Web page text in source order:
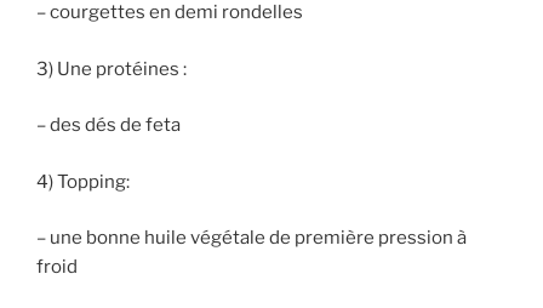
– courgettes en demi rondelles
3) Une protéines :
– des dés de feta
4) Topping:
– une bonne huile végétale de première pression à
froid